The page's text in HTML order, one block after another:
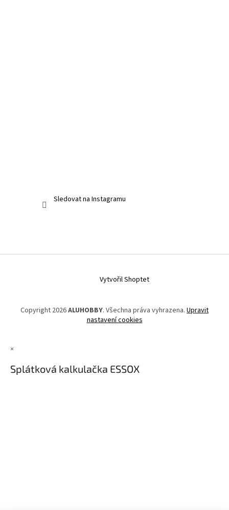
Sledovat na Instagramu
Vytvořil Shoptet
Copyright 2026ALUHOBBY. Všechna práva vyhrazena. Upravit
nastavení cookies
×
Splátková kalkulačka ESSOX